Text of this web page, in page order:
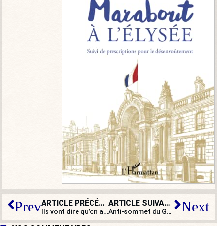
Prev ARTICLE PRÉCÉDENT
Ils vont dire qu’on a trouvé le chaînon manquant entre Mussolini et Macron !
ARTICLE SUIVANT
Anti-sommet du G7 : la réunion des outres à vent ? Next